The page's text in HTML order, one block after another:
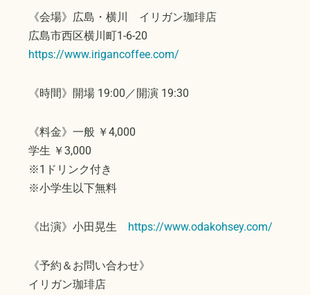
《会場》広島・横川 イリガン珈琲店
広島市西区横川町1-6-20
https://www.irigancoffee.com/
《時間》開場 19:00／開演 19:30
《料金》一般 ￥4,000
学生 ￥3,000
※1ドリンク付き
※小学生以下無料
《出演》小田晃生 https://www.odakohsey.com/
《予約＆お問い合わせ》
イリガン珈琲店